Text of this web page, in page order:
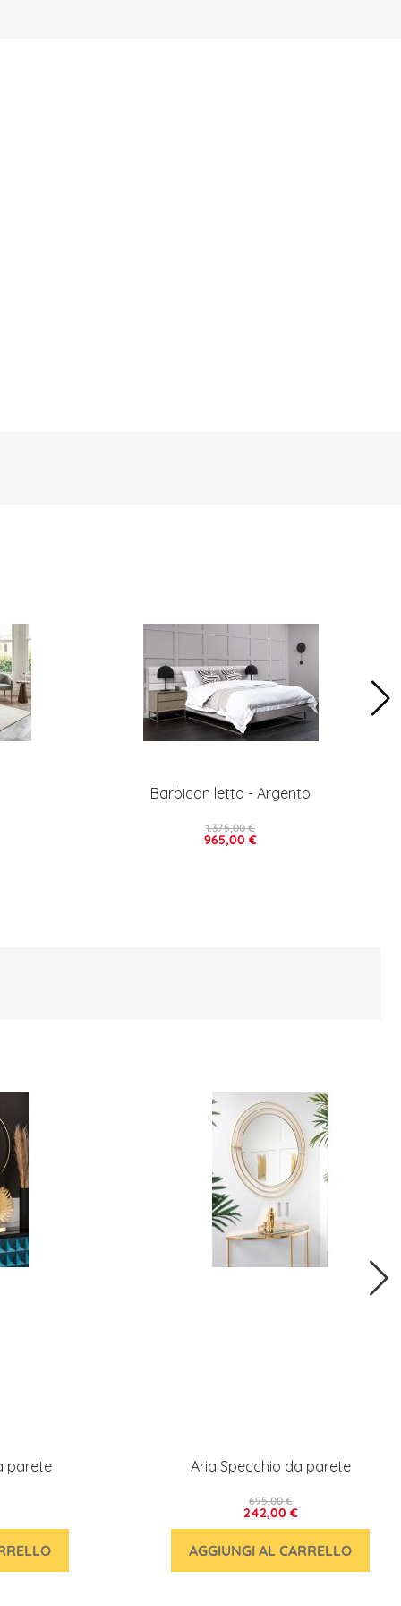
Barbican letto - Argento
965,00 €
1.375,00 €
parete Aria Specchio da parete
242,00 €
695,00 €
AGGIUNGI AL CARRELLO